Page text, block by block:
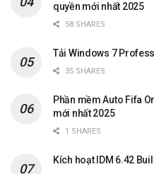
quyền mới nhất 2025
58 SHARES
Tải Windows 7
35 SHARES
Phần mềm Auto Fifa
mới nhất 2025
1 SHARES
Kích hoạt IDM 6.42